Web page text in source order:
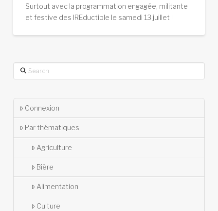
Surtout avec la programmation engagée, militante
et festive des IREductible le samedi 13 juillet !
Search
Connexion
Par thématiques
Agriculture
Bière
Alimentation
Culture